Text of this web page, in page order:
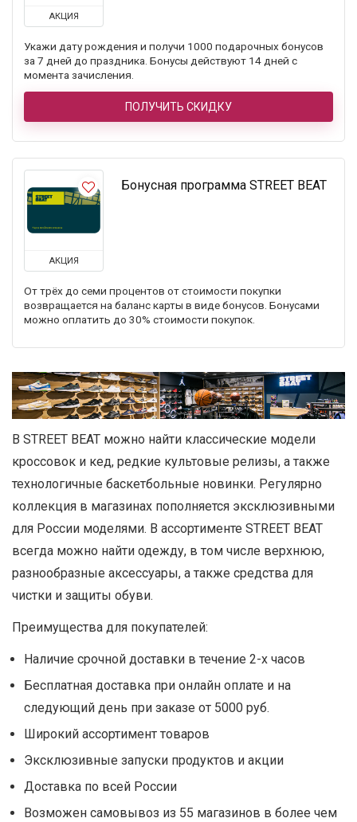
АКЦИЯ
Укажи дату рождения и получи 1000 подарочных бонусов
за 7 дней до праздника. Бонусы действуют 14 дней с
момента зачисления.
ПОЛУЧИТЬ СКИДКУ
АКЦИЯ
Бонусная программа STREET BEAT
От трёх до семи процентов от стоимости покупки
возвращается на баланс карты в виде бонусов. Бонусами
можно оплатить до 30% стоимости покупок.
В STREET BEAT можно найти классические модели
кроссовок и кед, редкие культовые релизы, а также
технологичные баскетбольные новинки. Регулярно
коллекция в магазинах пополняется эксклюзивными
для России моделями. В ассортименте STREET BEAT
всегда можно найти одежду, в том числе верхнюю,
разнообразные аксессуары, а также средства для
чистки и защиты обуви.
Преимущества для покупателей:
Наличие срочной доставки в течение 2-х часов
Бесплатная доставка при онлайн оплате и на
следующий день при заказе от 5000 руб.
Широкий ассортимент товаров
Эксклюзивные запуски продуктов и акции
Доставка по всей России
Возможен самовывоз из 55 магазинов в более чем